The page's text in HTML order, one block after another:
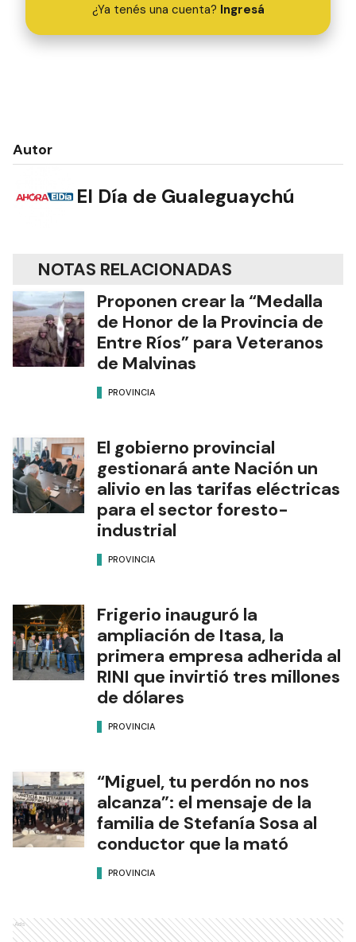
¿Ya tenés una cuenta? Ingresá
Autor
El Día de Gualeguaychú
NOTAS RELACIONADAS
Proponen crear la “Medalla
de Honor de la Provincia de
Entre Ríos” para Veteranos
de Malvinas
PROVINCIA
El gobierno provincial
gestionará ante Nación un
alivio en las tarifas eléctricas
para el sector foresto-
industrial
PROVINCIA
Frigerio inauguró la
ampliación de Itasa, la
primera empresa adherida al
RINI que invirtió tres millones
de dólares
PROVINCIA
“Miguel, tu perdón no nos
alcanza”: el mensaje de la
familia de Stefanía Sosa al
conductor que la mató
PROVINCIA
Ads